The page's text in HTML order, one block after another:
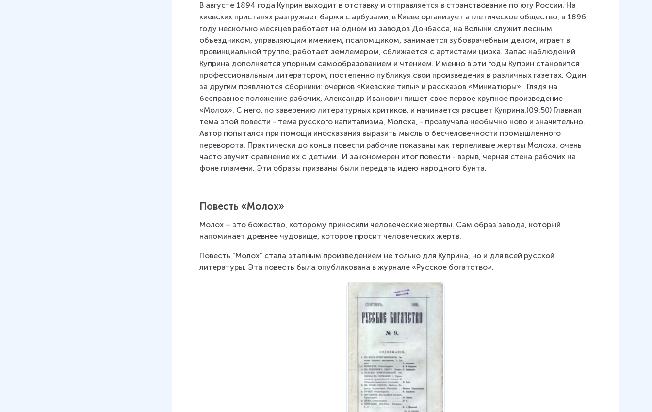
В августе 1894 года Куприн выходит в отставку и отправляется в странствование по югу России. На
киевских пристанях разгружает баржи с арбузами, в Киеве организует атлетическое общество, в 1896
году несколько месяцев работает на одном из заводов Донбасса, на Волыни служит лесным
объездчиком, управляющим имением, псаломщиком, занимается зубоврачебным делом, играет в
провинциальной труппе, работает землемером, сближается с артистами цирка. Запас наблюдений
Куприна дополняется упорным самообразованием и чтением. Именно в эти годы Куприн становится
профессиональным литератором, постепенно публикуя свои произведения в различных газетах. Один
за другим появляются сборники: очерков «Киевские типы» и рассказов «Миниатюры».  Глядя на
бесправное положение рабочих, Александр Иванович пишет свое первое крупное произведение
«Молох». С него, по заверению литературных критиков, и начинается расцвет Куприна.(09:50) Главная
тема этой повести - тема русского капитализма, Молоха, - прозвучала необычно ново и значительно.
Автор попытался при помощи иносказания выразить мысль о бесчеловечности промышленного
переворота. Практически до конца повести рабочие показаны как терпеливые жертвы Молоха, очень
часто звучит сравнение их с детьми.  И закономерен итог повести - взрыв, черная стена рабочих на
фоне пламени. Эти образы призваны были передать идею народного бунта.
Повесть «Молох»
Молох – это божество, которому приносили человеческие жертвы. Сам образ завода, который
напоминает древнее чудовище, которое просит человеческих жертв.
Повесть "Молох" стала этапным произведением не только для Куприна, но и для всей русской
литературы. Эта повесть была опубликована в журнале «Русское богатство».